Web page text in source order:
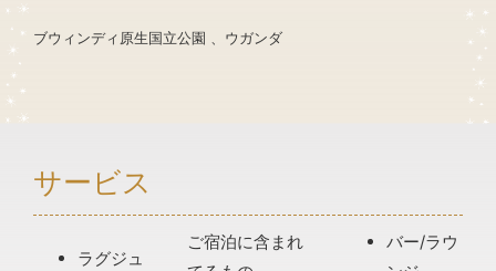
ブウィンディ原生国立公園 、ウガンダ
サービス
ラグジュ
ご宿泊に含まれ
バー/ラウ